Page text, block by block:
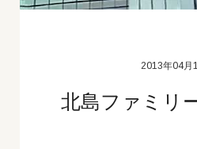
2013年04月
北島ファミリ